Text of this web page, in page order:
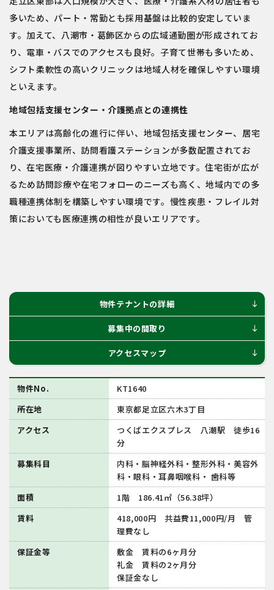
多いため、パート・常勤とも採用基盤は比較的安定していま
す。加えて、八潮市・葛飾区からの広域通勤圏が形成されてお
り、電車・バスでのアクセスも良好。子育て世帯も多いため、
シフト柔軟性の高いクリニックは地域人材を確保しやすい環境
といえます。
地域包括支援センター・介護拠点との連携性
本エリアは高齢化の進行に伴い、地域包括支援センター、居宅
介護支援事業所、訪問看護ステーションが多数配置されてお
り、在宅医療・介護連携が図りやすい立地です。住宅街が広が
るため訪問診療や在宅フォローのニーズも高く、地域内での多
職種連携体制を構築しやすい環境です。慢性疾患・フレイル対
策においても医療連携の相性が良いエリアです。
物件テナントの詳細 south
募集中の間取り south
アクセスマップ south
物件No.
KT1640
所在地
東京都足立区六木3丁目
アクセス
つくばエクスプレス 八潮駅 徒歩16
分
募集科目
内科・脳神経外科・整形外科・美容外
科・眼科・耳鼻咽喉科・ 歯科等
面積
1階 186.41㎡（56.38坪）
賃料
418,000円 共益費11,000円/月 管
理費なし
保証金等
敷金 賃料の6ヶ月分
礼金 賃料の2ヶ月分
保証金なし